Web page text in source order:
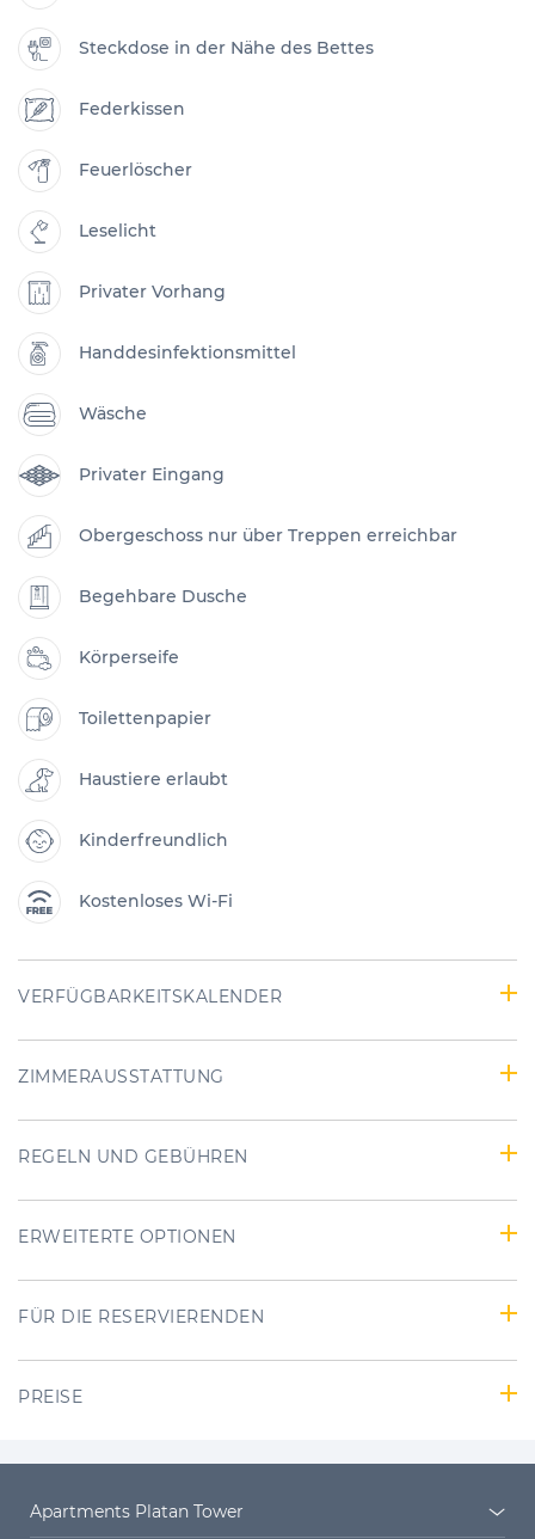
Steckdose in der Nähe des Bettes
Federkissen
Feuerlöscher
Leselicht
Privater Vorhang
Handdesinfektionsmittel
Wäsche
Privater Eingang
Obergeschoss nur über Treppen erreichbar
Begehbare Dusche
Körperseife
Toilettenpapier
Haustiere erlaubt
Kinderfreundlich
Kostenloses Wi-Fi
VERFÜGBARKEITSKALENDER
ZIMMERAUSSTATTUNG
REGELN UND GEBÜHREN
ERWEITERTE OPTIONEN
FÜR DIE RESERVIERENDEN
PREISE
Apartments Platan Tower